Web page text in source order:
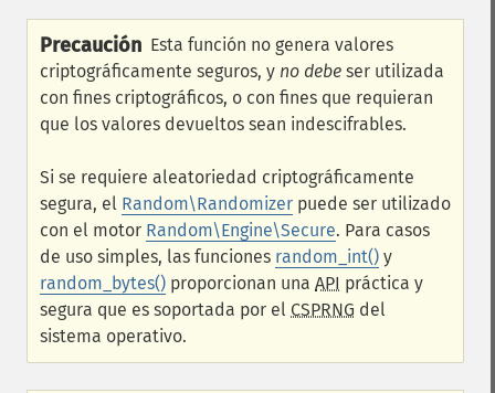
Precaución Esta función no genera valores
criptográficamente seguros, y no debe ser utilizada
con fines criptográficos, o con fines que requieran
que los valores devueltos sean indescifrables.
Si se requiere aleatoriedad criptográficamente
segura, el Random\Randomizer puede ser utilizado
con el motor Random\Engine\Secure. Para casos
de uso simples, las funciones random_int() y
random_bytes() proporcionan una API práctica y
segura que es soportada por el CSPRNG del
sistema operativo.